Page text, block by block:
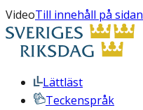
VideoTill innehåll på sidan
Lättläst
Teckenspråk